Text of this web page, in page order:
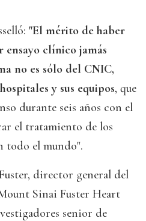
"El mérito de haber
ensayo clínico jamás
no es sólo del CNIC,
y sus equipos, que
durante seis años con el
el tratamiento de los
todo el mundo".
director general del
Sinai Fuster Heart
senior de